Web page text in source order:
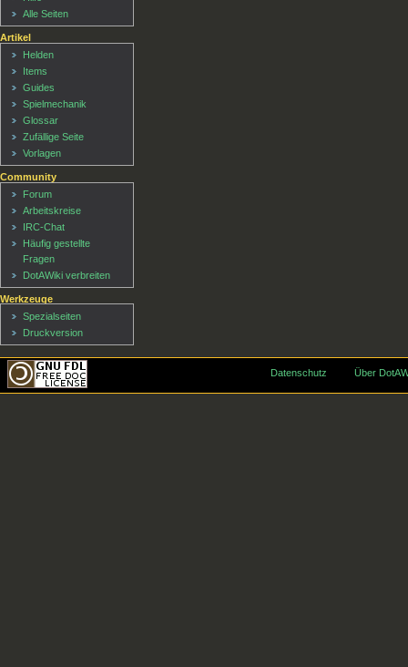
Alle Seiten
Artikel
Helden
Items
Guides
Spielmechanik
Glossar
Zufällige Seite
Vorlagen
Community
Forum
Arbeitskreise
IRC-Chat
Häufig gestellte
Fragen
DotAWiki verbreiten
Werkzeuge
Spezialseiten
Druckversion
Datenschutz Über